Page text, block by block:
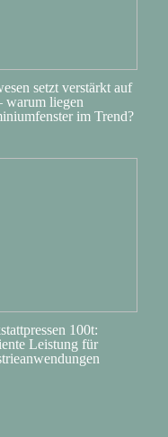
setzt verstärkt auf
warum liegen
im Trend?
100t:
Leistung für